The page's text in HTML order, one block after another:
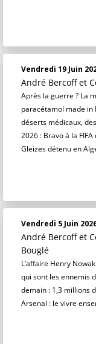
Vendredi 19 Juin
André Bercoff et
Après la guerre ? La
paracétamol made in
déserts médicaux,
2026 : Bravo à la
Gleizes détenu en
Vendredi 5 Juin
André Bercoff et
Bouglé
L’affaire Henry
qui sont les ennemis
demain : 1,3 millions
Arsenal : le vivre